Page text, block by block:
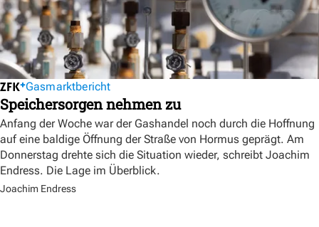
Gasmarktbericht
Speichersorgen nehmen zu
Anfang der Woche war der Gashandel noch durch die Hoffnung
auf eine baldige Öffnung der Straße von Hormus geprägt. Am
Donnerstag drehte sich die Situation wieder, schreibt Joachim
Endress. Die Lage im Überblick.
Joachim Endress